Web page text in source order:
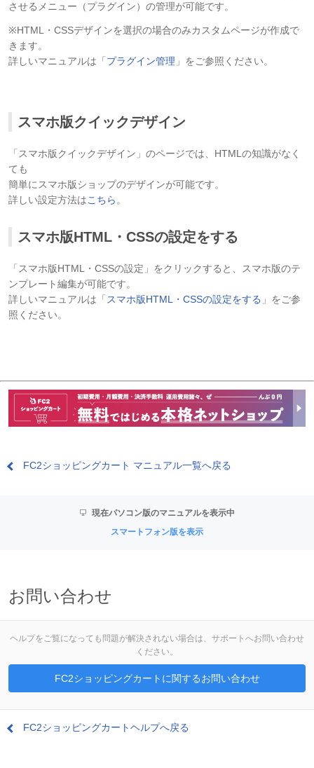
させるメニュー（プラグイン）の管理が可能です。
※HTML・CSSデザインを選択の場合のみカスタムページが作成で
きます。
詳しいマニュアルは「 プラグイン管理 」をご参照ください。
スマホ版クイックデザイン
「スマホ版クイックデザイン」のページでは、HTMLの知識がなく
ても
簡単にスマホ版ショップのデザインが可能です。
詳しい設定方法はこちら 。
スマホ版HTML・CSSの設定をする
「スマホ版HTML・CSSの設定」をクリックすると、スマホ版のテ
ンプレート編集が可能です。
詳しいマニュアルは「 スマホ版HTML・CSSの設定をする 」をご参
照ください。
FC2ショッピングカート マニュアル一覧へ戻る
現在パソコン版のマニュアルを表示中
スマートフォン版を表示
お問い合わせ
ヘルプをご覧になっても問題が解決されない場合は、サポートへお問い合わせ
ください。
FC2ショッピングカートに関するお問い合わせ
FC2ショッピングカートヘルプへ戻る